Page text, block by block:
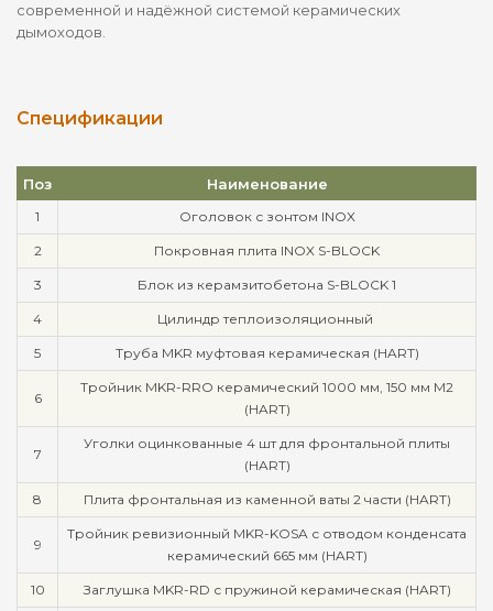
современной и надёжной системой керамических
дымоходов.
Спецификации
Поз Наименование
1 Оголовок с зонтом INOX
2 Покровная плита INOX S-BLOCK
3 Блок из керамзитобетона S-BLOCK 1
4 Цилиндр теплоизоляционный
5 Труба MKR муфтовая керамическая (HART)
6
Тройник MKR-RRO керамический 1000 мм, 150 мм М2
(HART)
7
Уголки оцинкованные 4 шт для фронтальной плиты
(HART)
8 Плита фронтальная из каменной ваты 2 части (HART)
9
Тройник ревизионный MKR-KOSA с отводом конденсата
керамический 665 мм (HART)
10 Заглушка MKR-RD с пружиной керамическая (HART)